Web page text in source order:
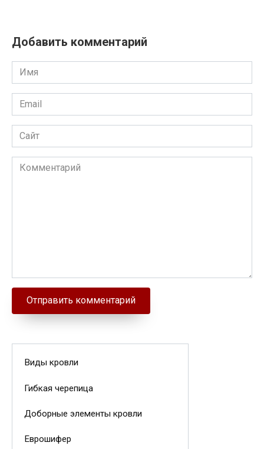
Добавить комментарий
Имя
Email
Сайт
Комментарий
Виды кровли
Гибкая черепица
Доборные элементы кровли
Еврошифер